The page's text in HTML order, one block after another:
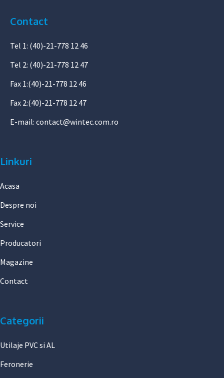
Contact
Tel 1: (40)-21-778 12 46
Tel 2: (40)-21-778 12 47
Fax 1:(40)-21-778 12 46
Fax 2:(40)-21-778 12 47
E-mail: contact@wintec.com.ro
Linkuri
Acasa
Despre noi
Service
Producatori
Magazine
Contact
Categorii
Utilaje PVC si AL
Feronerie